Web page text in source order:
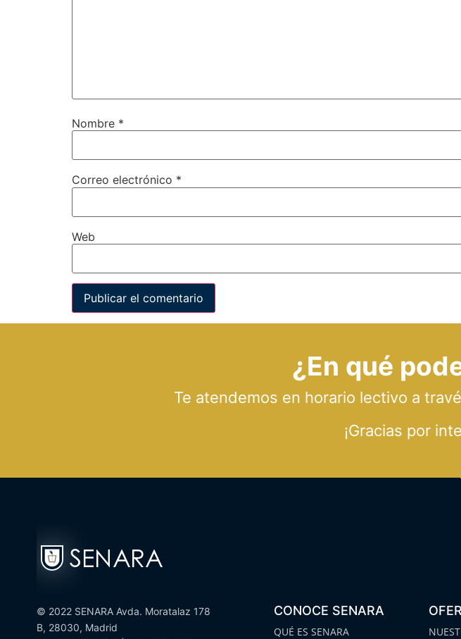
Nombre *
Correo electrónico *
Web
¿En qué
Te atendemos en horario lectivo a
¡Gracias por
© 2022 SENARA Avda. Moratalaz 178
B, 28030, Madrid
CONOCE SENARA
QUÉ ES SENARA